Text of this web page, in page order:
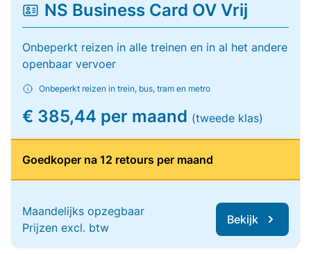
NS Business Card OV Vrij
Onbeperkt reizen in alle treinen en in al het andere
openbaar vervoer
Onbeperkt reizen in trein, bus, tram en metro
€ 385,44 per maand (tweede klas)
Goedkoper na 12 retours per maand
Maandelijks opzegbaar
Prijzen excl. btw
Bekijk